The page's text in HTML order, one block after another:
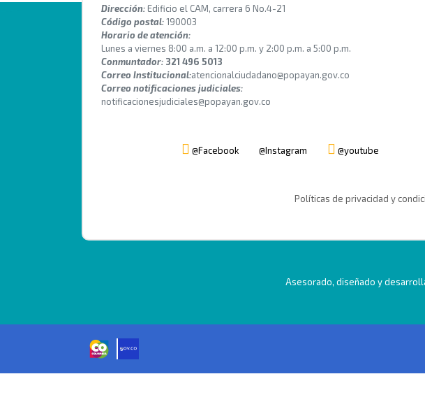
Dirección: Edificio el CAM, carrera 6 No.4-21
Código postal:190003
Horario de atención:
Lunes a viernes 8:00 a.m. a 12:00 p.m. y 2:00 p.m. a 5:00 p.m.
Conmuntador: 321 496 5013
Correo Institucional:atencionalciudadano@popayan.gov.co
Correo notificaciones judiciales:
notificacionesjudiciales@popayan.gov.co
@Facebook @Instagram @youtube
Políticas de privacidad y
Asesorado, diseñado y